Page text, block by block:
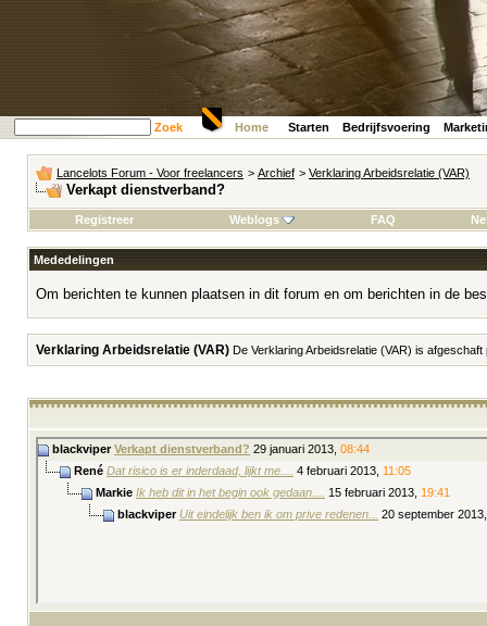
Zoek Home Starten Bedrijfsvoering
Lancelots Forum - Voor freelancers > Archief > Verklaring Arbeidsrelatie (VAR)
Verkapt dienstverband?
Registreer Weblogs FAQ
Mededelingen
Om berichten te kunnen plaatsen in dit forum en om berichten in de
Verklaring Arbeidsrelatie (VAR) De Verklaring Arbeidsrelatie (VAR) is
blackviper Verkapt dienstverband? 29 januari 2013, 08:44
René Dat risico is er inderdaad, lijkt me.... 4 februari 2013, 11:05
Markie Ik heb dit in het begin ook gedaan.... 15 februari 2013, 19:41
blackviper Uit eindelijk ben ik om prive redenen... 20 september